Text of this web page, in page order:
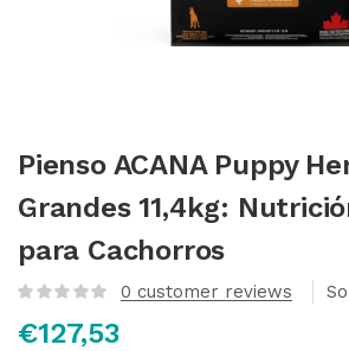
Pienso ACANA Puppy
Grandes 11,4kg:
para Cachorros
0 customer reviews
€127,53